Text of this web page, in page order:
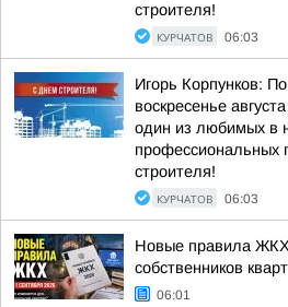
строителя!
КУРЧАТОВ 06:03
Игорь Корпунков:
воскресенье
один из любимых в
профессиональных
строителя!
КУРЧАТОВ 06:03
Новые правила
собственников
06:01